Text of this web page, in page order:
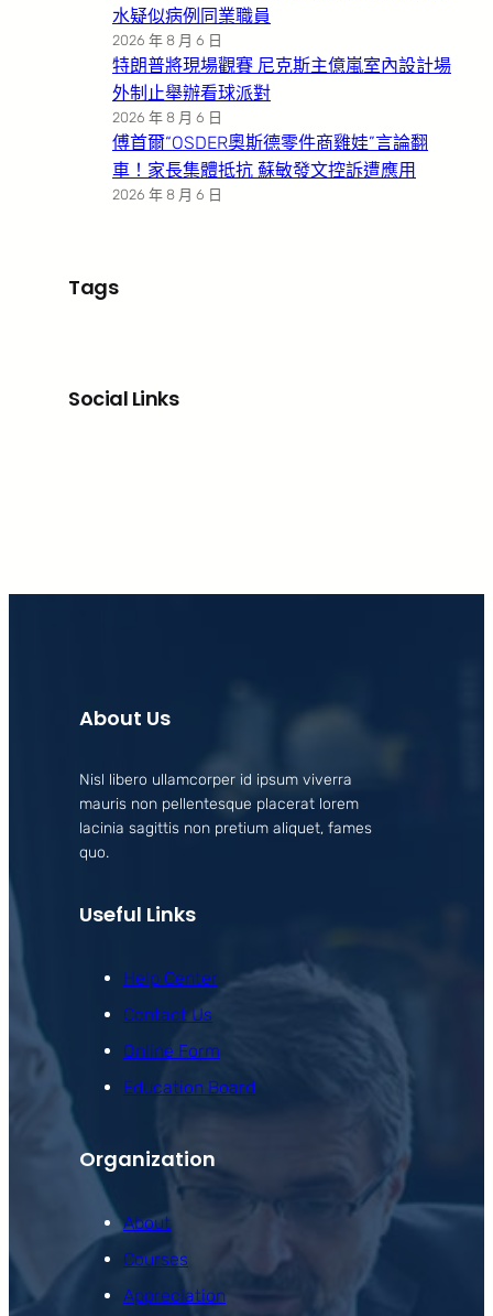
水疑似病例同業職員
2026 年 8 月 6 日
特朗普將現場觀賽 尼克斯主億嵐室內設計場
外制止舉辦看球派對
2026 年 8 月 6 日
傅首爾“OSDER奧斯德零件商雞娃”言論翻
車！家長集體抵抗 蘇敏發文控訴遭應用
2026 年 8 月 6 日
Tags
Social Links
About Us
Nisl libero ullamcorper id ipsum viverra
mauris non pellentesque placerat lorem
lacinia sagittis non pretium aliquet, fames
quo.
Useful Links
Help Center
Contact Us
Online Form
Education Board
Organization
About
Courses
Appreciation